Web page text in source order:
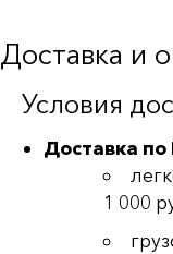
Доставка и
Условия
Доставка
1 000